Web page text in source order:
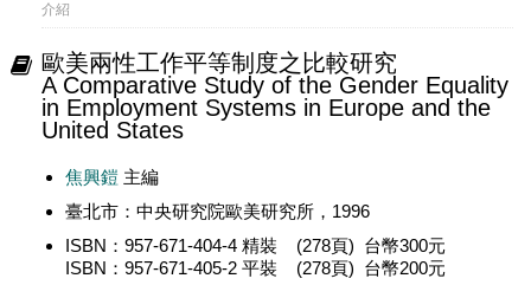
介紹
歐美兩性工作平等制度之比較研究
A Comparative Study of the Gender Equality
in Employment Systems in Europe and the
United States
焦興鎧主編
臺北市：中央研究院歐美研究所，1996
ISBN：957-671-404-4 精裝 (278頁) 台幣300元
ISBN：957-671-405-2 平裝 (278頁) 台幣200元